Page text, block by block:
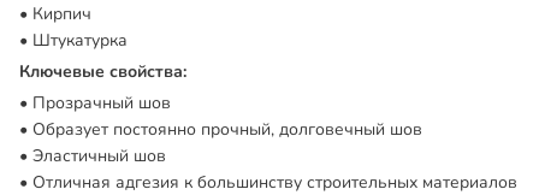
Кирпич
Штукатурка
Ключевые свойства:
Прозрачный шов
Образует постоянно прочный, долговечный шов
Эластичный шов
Отличная адгезия к большинству строительных материалов